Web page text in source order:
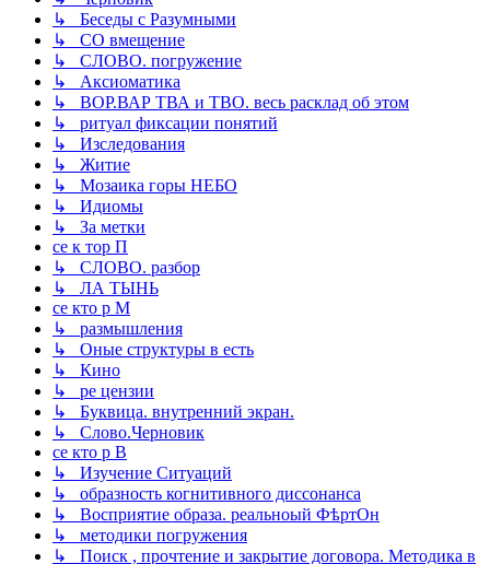
↳ Беседы с Разумными
↳ СО вмещение
↳ СЛОВО. погружение
↳ Аксиоматика
↳ ВОР.ВАР ТВА и ТВО. весь расклад об этом
↳ ритуал фиксации понятий
↳ Изследования
↳ Житие
↳ Мозаика горы НЕБО
↳ Идиомы
↳ За метки
се к тор П
↳ СЛОВО. разбор
↳ ЛА ТЫНЬ
се кто р М
↳ размышления
↳ Оные структуры в есть
↳ Кино
↳ ре цензии
↳ Буквица. внутренний экран.
↳ Слово.Черновик
се кто р В
↳ Изучение Ситуаций
↳ образность когнитивного диссонанса
↳ Восприятие образа. реальноый ФѣртОн
↳ методики погружения
↳ Поиск , прочтение и закрытие договора. Методика в